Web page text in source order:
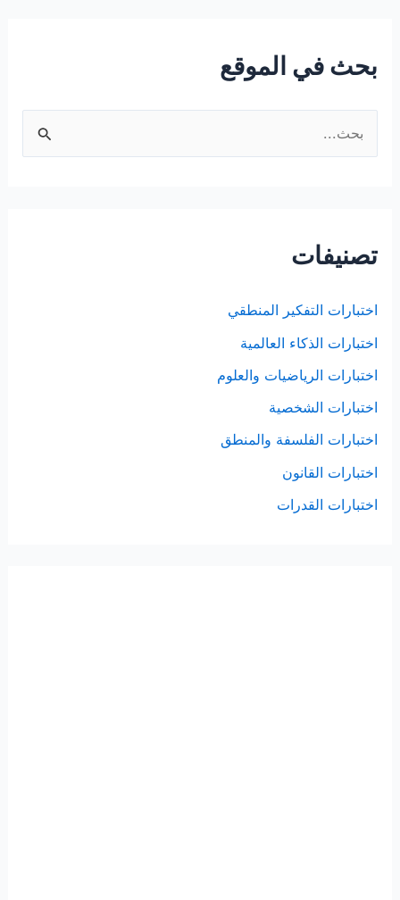
بحث في الموقع
ل
ع
تصنيفات
اختبارات التفكير المنطقي
اختبارات الذكاء العالمية
اختبارات الرياضيات والعلوم
اختبارات الشخصية
اختبارات الفلسفة والمنطق
اختبارات القانون
اختبارات القدرات